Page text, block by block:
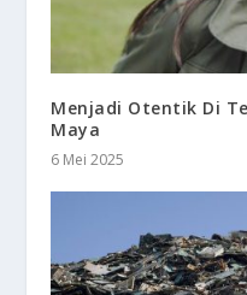
Menjadi Otentik Di
Maya
6 Mei 2025